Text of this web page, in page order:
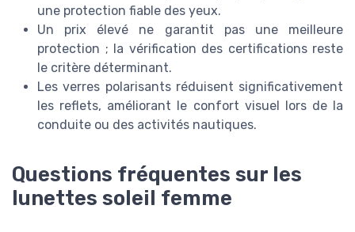
une protection fiable des yeux.
Un prix élevé ne garantit pas une meilleure
protection ; la vérification des certifications reste
le critère déterminant.
Les verres polarisants réduisent significativement
les reflets, améliorant le confort visuel lors de la
conduite ou des activités nautiques.
Questions fréquentes sur les
lunettes soleil femme